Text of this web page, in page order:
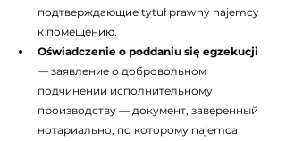
подтверждающие tytuł prawny najemcy
к помещению.
Oświadczenie o poddaniu się egzekucji
— заявление о добровольном
подчинении исполнительному
производству — документ, заверенный
нотариально, по которому najemca